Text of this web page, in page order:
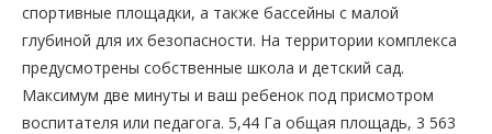
спортивные площадки, а также бассейны с малой
глубиной для их безопасности. На территории комплекса
предусмотрены собственные школа и детский сад.
Максимум две минуты и ваш ребенок под присмотром
воспитателя или педагога. 5,44 Га общая площадь, 3 563